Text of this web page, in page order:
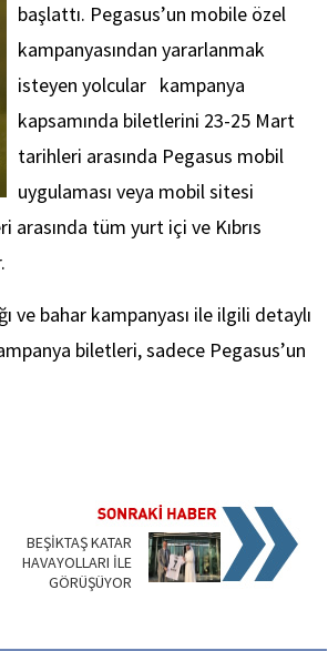
başlattı. Pegasus’un mobile özel
kampanyasından yararlanmak
isteyen yolcular kampanya
kapsamında biletlerini 23-25 Mart
tarihleri arasında Pegasus mobil
uygulaması veya mobil sitesi
arasında tüm yurt içi ve Kıbrıs
ve bahar kampanyası ile ilgili detaylı
biletleri, sadece Pegasus’un
BEŞİKTAŞ KATAR
HAVAYOLLARI İLE
GÖRÜŞÜYOR